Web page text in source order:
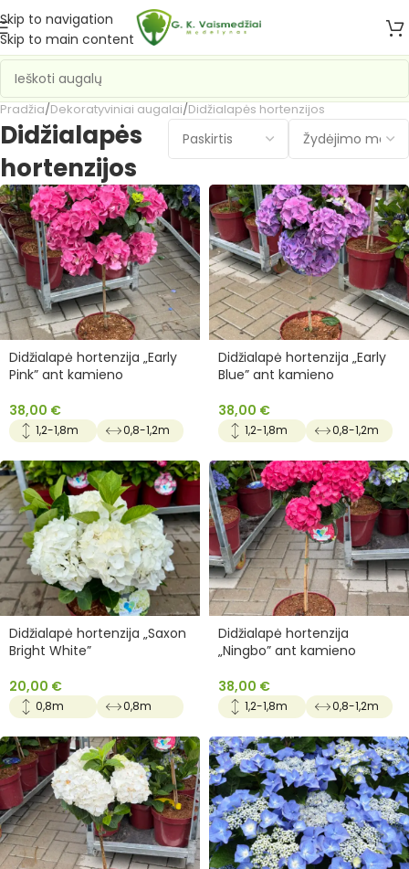
Skip to navigation
Skip to main content
Pradžia/Dekoratyviniai augalai/Didžialapės hortenzijos
Didžialapės
hortenzijos
Didžialapė hortenzija „Early
Pink” ant kamieno
38,00 €
1,2-1,8m 0,8-1,2m
Didžialapė hortenzija „Early
Blue” ant kamieno
38,00 €
1,2-1,8m 0,8-1,2m
Didžialapė hortenzija „Saxon
Bright White”
20,00 €
0,8m 0,8m
Didžialapė hortenzija
„Ningbo” ant kamieno
38,00 €
1,2-1,8m 0,8-1,2m